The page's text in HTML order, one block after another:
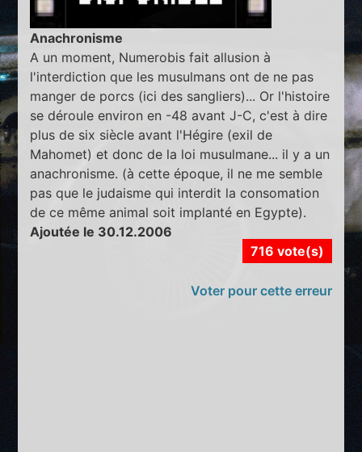
Anachronisme
A un moment, Numerobis fait allusion à
l'interdiction que les musulmans ont de ne pas
manger de porcs (ici des sangliers)... Or l'histoire
se déroule environ en -48 avant J-C, c'est à dire
plus de six siècle avant l'Hégire (exil de
Mahomet) et donc de la loi musulmane... il y a un
anachronisme. (à cette époque, il ne me semble
pas que le judaisme qui interdit la consomation
de ce même animal soit implanté en Egypte).
Ajoutée le 30.12.2006
716 vote(s)
Voter pour cette erreur